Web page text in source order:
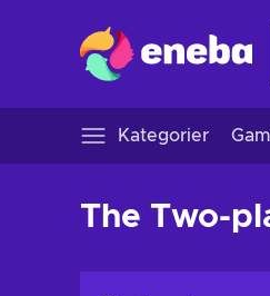
Kategorier
The Two-